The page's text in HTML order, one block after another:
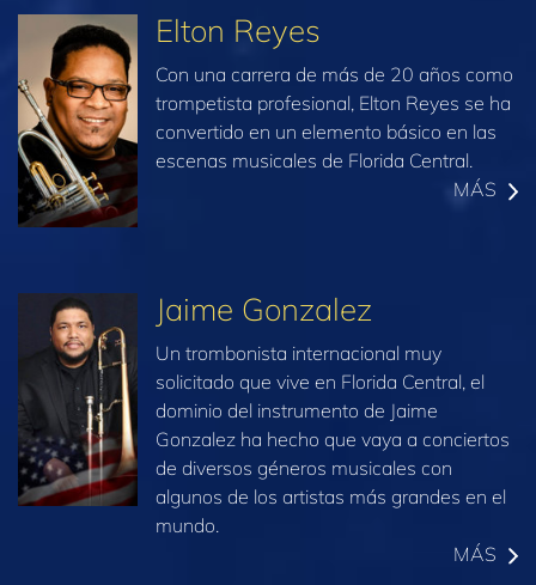
Elton Reyes
Con una carrera de más de 20 años como
trompetista profesional, Elton Reyes se ha
convertido en un elemento básico en las
escenas musicales de Florida Central.
MÁS
Jaime Gonzalez
Un trombonista internacional muy
solicitado que vive en Florida Central, el
dominio del instrumento de Jaime
Gonzalez ha hecho que vaya a conciertos
de diversos géneros musicales con
algunos de los artistas más grandes en el
mundo.
MÁS